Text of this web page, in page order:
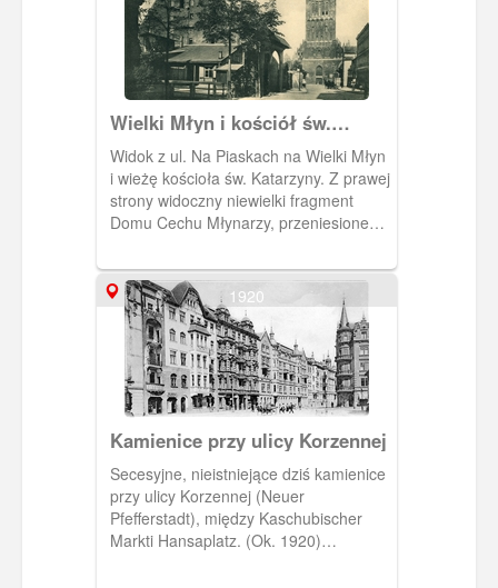
Wielki Młyn i kościół św.
Katarzyny
Widok z ul. Na Piaskach na Wielki Młyn
i wieżę kościoła św. Katarzyny. Z prawej
strony widoczny niewielki fragment
Domu Cechu Młynarzy, przeniesionego
Brama Cechu Młynarzy.
1920
Kamienice przy ulicy Korzennej
Secesyjne, nieistniejące dziś kamienice
przy ulicy Korzennej (Neuer
Pfefferstadt), między Kaschubischer
Markti Hansaplatz. (Ok. 1920)